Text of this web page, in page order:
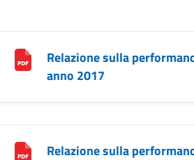
Relazione sulla
anno 2017
Relazione sulla